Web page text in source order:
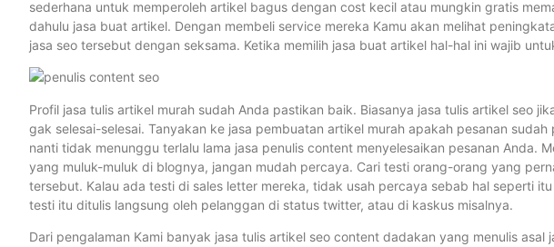
sederhana untuk memperoleh artikel bagus dengan cost kecil atau mungkin gratis
dahulu jasa buat artikel. Dengan membeli service mereka Kamu akan melihat
jasa seo tersebut dengan seksama. Ketika memilih jasa buat artikel hal-hal ini wajib
Profil jasa tulis artikel murah sudah Anda pastikan baik. Biasanya jasa tulis artikel seo
gak selesai-selesai. Tanyakan ke jasa pembuatan artikel murah apakah pesanan
nanti tidak menunggu terlalu lama jasa penulis content menyelesaikan pesanan Anda.
yang muluk-muluk di blognya, jangan mudah percaya. Cari testi orang-orang yang
tersebut. Kalau ada testi di sales letter mereka, tidak usah percaya sebab hal seperti
testi itu ditulis langsung oleh pelanggan di status twitter, atau di kaskus misalnya.
Dari pengalaman Kami banyak jasa tulis artikel seo content dadakan yang menulis